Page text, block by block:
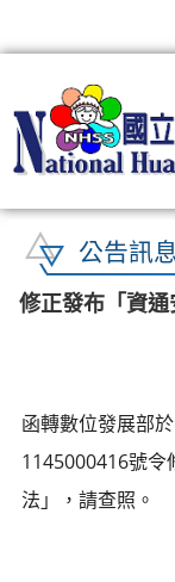
公告訊
修正發布「資通
函轉數位發展部
1145000416號令
法」，請查照。